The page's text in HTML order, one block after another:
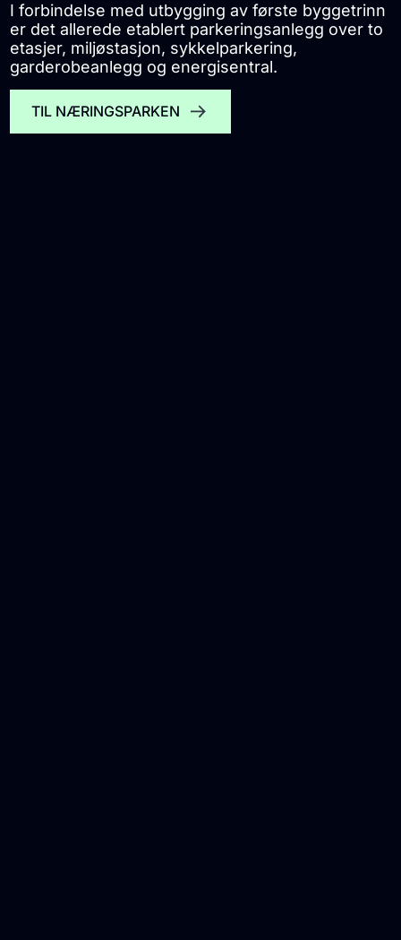
I forbindelse med utbygging av første byggetrinn
er det allerede etablert parkeringsanlegg over to
etasjer, miljøstasjon, sykkelparkering,
garderobeanlegg og energisentral.
TIL NÆRINGSPARKEN